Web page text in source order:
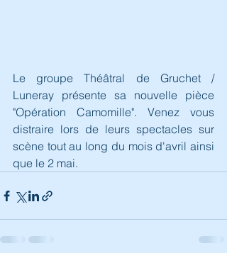
Le groupe Théâtral de Gruchet /
Luneray présente sa nouvelle pièce
"Opération Camomille". Venez vous
distraire lors de leurs spectacles sur
scène tout au long du mois d'avril ainsi
que le 2 mai.